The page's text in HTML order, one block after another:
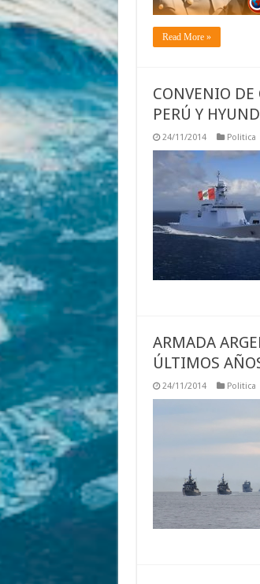
Read More »
CONVENIO DE
PERÚ Y
24/11/2014 Politica
ARMADA
ÚLTIMOS
24/11/2014 Politica